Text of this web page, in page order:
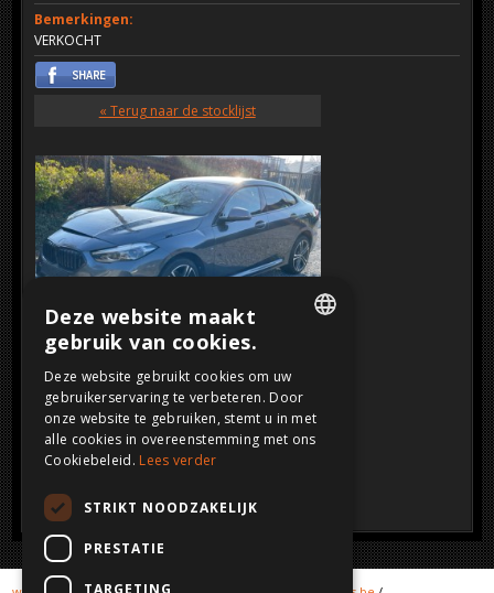
Bemerkingen:
VERKOCHT
« Terug naar de stocklijst
SOLD
Klik op de afbeelding voor een grotere
weergave
FRENCH
ENGLISH
Deze website maakt
gebruik van cookies.
Deze website gebruikt cookies om uw
gebruikerservaring te verbeteren. Door
onze website te gebruiken, stemt u in met
alle cookies in overeenstemming met ons
Cookiebeleid. Lees verder
STRIKT NOODZAKELIJK
PRESTATIE
TARGETING